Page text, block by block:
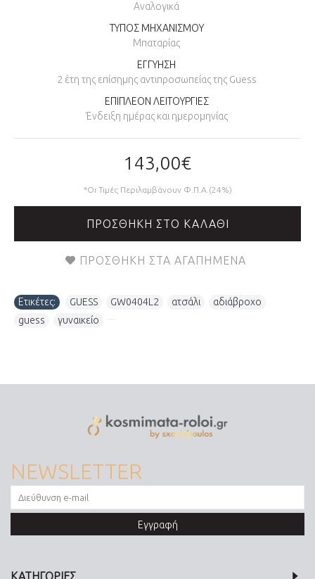
Αναλογικά
ΤΥΠΟΣ ΜΗΧΑΝΙΣΜΟΥ
Μπαταρίας
ΕΓΓΥΗΣΗ
2 έτη της επίσημης αντιπροσωπείας της Guess
ΕΠΙΠΛΕΟΝ ΛΕΙΤΟΥΡΓΙΕΣ
Ένδειξη ημέρας και ημερομηνίας
143,00€
*Οι Τιμές Περιλαμβάνουν Φ.Π.Α.(24%)
ΠΡΟΣΘΉΚΗ ΣΤΟ ΚΑΛΆΘΙ
ΠΡΟΣΘΉΚΗ ΣΤΑ ΑΓΑΠΗΜΈΝΑ
Ετικέτες: GUESS GW0404L2 ατσάλι αδιάβροχο
guess
γυναικείο
NEWSLETTER
Εγγραφή
ΚΑΤΗΓΟΡΙΕΣ